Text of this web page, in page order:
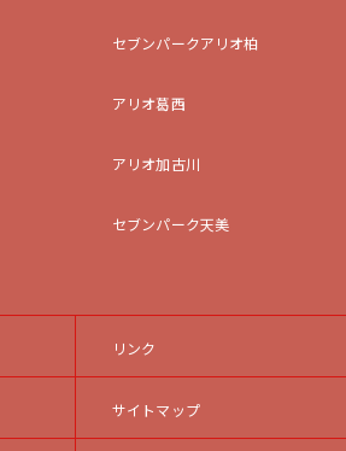
セブンパークアリオ柏
アリオ葛西
アリオ加古川
セブンパーク天美
リンク
サイトマップ